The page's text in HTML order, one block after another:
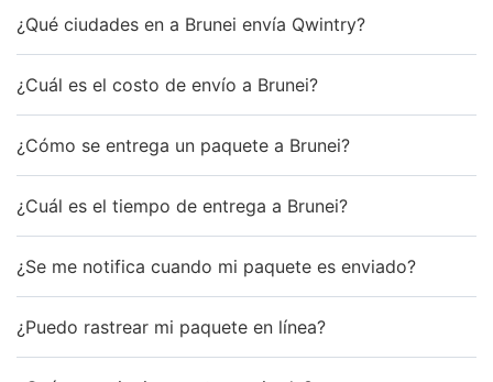
¿Qué ciudades en a Brunei envía Qwintry?
¿Cuál es el costo de envío a Brunei?
¿Cómo se entrega un paquete a Brunei?
¿Cuál es el tiempo de entrega a Brunei?
¿Se me notifica cuando mi paquete es enviado?
¿Puedo rastrear mi paquete en línea?